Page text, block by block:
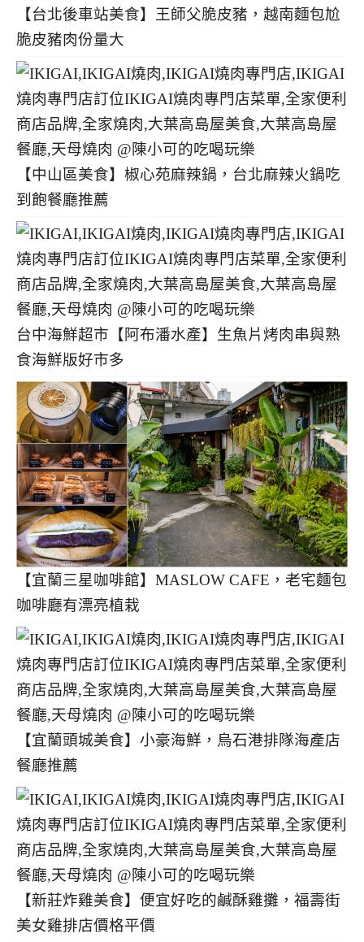
【台北後車站美食】王師父脆皮豬，越南麵包尬
脆皮豬肉份量大
【中山區美食】椒心苑麻辣鍋，台北麻辣火鍋吃
到飽餐廳推薦
台中海鮮超市【阿布潘水產】生魚片烤肉串與熟
食海鮮版好市多
【宜蘭三星咖啡館】MASLOW CAFE，老宅麵包
咖啡廳有漂亮植栽
【宜蘭頭城美食】小豪海鮮，烏石港排隊海產店
餐廳推薦
【新莊炸雞美食】便宜好吃的鹹酥雞攤，福壽街
美女雞排店價格平價